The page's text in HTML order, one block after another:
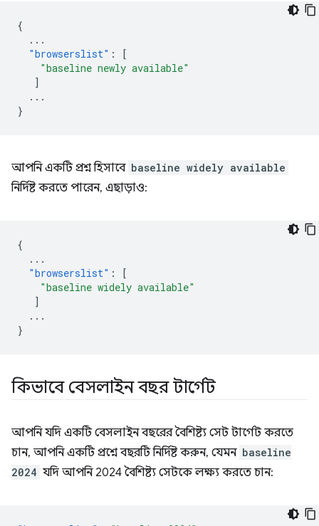
{
...
"browserslist" :
[
"baseline newly available"
]
...
}
আপনি একটি প্রশ্ন হিসাবে baseline widely available
নির্দিষ্ট করতে পারেন, এছাড়াও:
{
...
"browserslist" :
[
"baseline widely available"
]
...
}
কিভাবে বেসলাইন বছর টার্গেট
আপনি যদি একটি বেসলাইন বছরের বৈশিষ্ট্য সেট টার্গেট করতে
চান, আপনি একটি প্রশ্নে বছরটি নির্দিষ্ট করুন, যেমন baseline
2024 যদি আপনি 2024 বৈশিষ্ট্য সেটকে লক্ষ্য করতে চান: